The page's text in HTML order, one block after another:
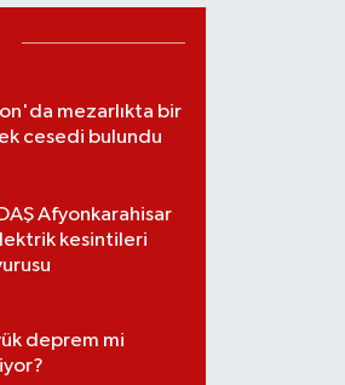
mezarlıkta bir
cesedi bulundu
Afyonkarahisar
kesintileri
deprem mi